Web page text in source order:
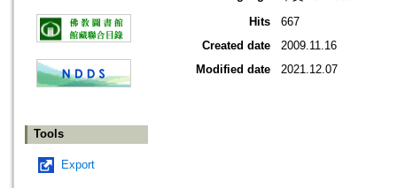
Tools
Export
Hits
667
Created date
2009.11.16
Modified date
2021.12.07